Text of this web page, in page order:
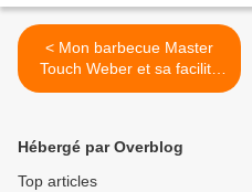
< Mon barbecue Master
Touch Weber et sa facilité
d'utilisation
Hébergé par Overblog
Top articles